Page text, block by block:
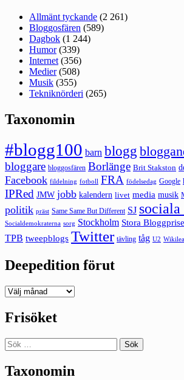
Allmänt tyckande (2 261)
Bloggosfären (589)
Dagbok (1 244)
Humor(339)
Internet (356)
Medier(508)
Musik (355)
Tekniknörderi (265)
Taxonomin
#blogg100 barn blogg
bloggare bloggosfären Borlänge Brit Stakston
Facebook fildelning fotboll FRA födelsedag Google
IPRed JMW jobb kalendern livet media musik
politik präst Same Same But Different SJ
Socialdemokraterna sorg Stockholm Stora
TPB tweepblogs Twitter tävling tåg U2
Deepedition förut
Deepedition
Frisöket
Sök
efter:
Taxonomin